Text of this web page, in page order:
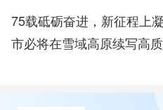
75载砥砺奋进，新征程上
市必将在雪域高原续写高